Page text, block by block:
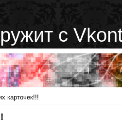
с
карточек!!!